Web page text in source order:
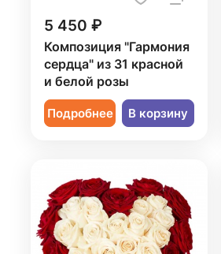
5 450 ₽
Композиция "Гармония
сердца" из 31 красной
и белой розы
Подробнее В корзину